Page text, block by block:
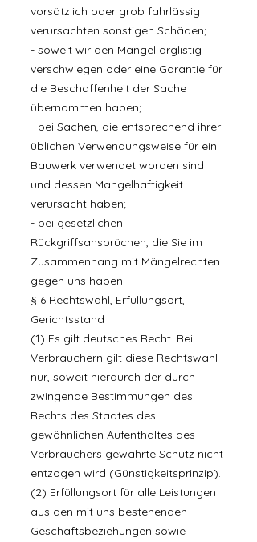
vorsätzlich oder grob fahrlässig
verursachten sonstigen Schäden;
- soweit wir den Mangel arglistig
verschwiegen oder eine Garantie für
die Beschaffenheit der Sache
übernommen haben;
- bei Sachen, die entsprechend ihrer
üblichen Verwendungsweise für ein
Bauwerk verwendet worden sind
und dessen Mangelhaftigkeit
verursacht haben;
- bei gesetzlichen
Rückgriffsansprüchen, die Sie im
Zusammenhang mit Mängelrechten
gegen uns haben.
§ 6 Rechtswahl, Erfüllungsort,
Gerichtsstand
(1) Es gilt deutsches Recht. Bei
Verbrauchern gilt diese Rechtswahl
nur, soweit hierdurch der durch
zwingende Bestimmungen des
Rechts des Staates des
gewöhnlichen Aufenthaltes des
Verbrauchers gewährte Schutz nicht
entzogen wird (Günstigkeitsprinzip).
(2) Erfüllungsort für alle Leistungen
aus den mit uns bestehenden
Geschäftsbeziehungen sowie